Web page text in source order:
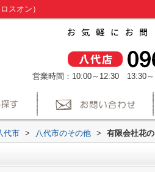
スオン）
営業時間：10:00～12:30 13:30
代市 > 八代市のその他 > 有限会社花